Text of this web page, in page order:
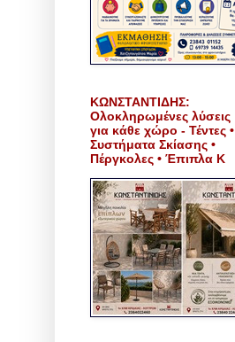
ΚΩΝΣΤΑΝΤΙΔΗΣ:
Ολοκληρωμένες λύσεις
για κάθε χώρο - Τέντες •
Συστήματα Σκίασης •
Πέργκολες • Έπιπλα Κ